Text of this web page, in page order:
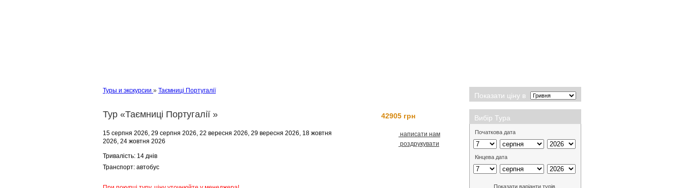
Туры и экскурсии » Таємниці Португалії
Тур «Таємниці Португалії » 42905 грн
написати нам
роздрукувати
15 серпня 2026, 29 серпня 2026, 22 вересня 2026, 29 вересня 2026, 18 жовтня
2026, 24 жовтня 2026
Тривалість: 14 днів
Транспорт: автобус
Показати ціну в
Вибір Тура
Початкова дата
Кінцева дата